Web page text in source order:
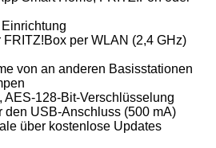
FRITZ!Box per WLAN (2,4 GHz)
von an anderen Basisstationen
AES-128-Bit-Verschlüsselung
den USB-Anschluss (500 mA)
über kostenlose Updates